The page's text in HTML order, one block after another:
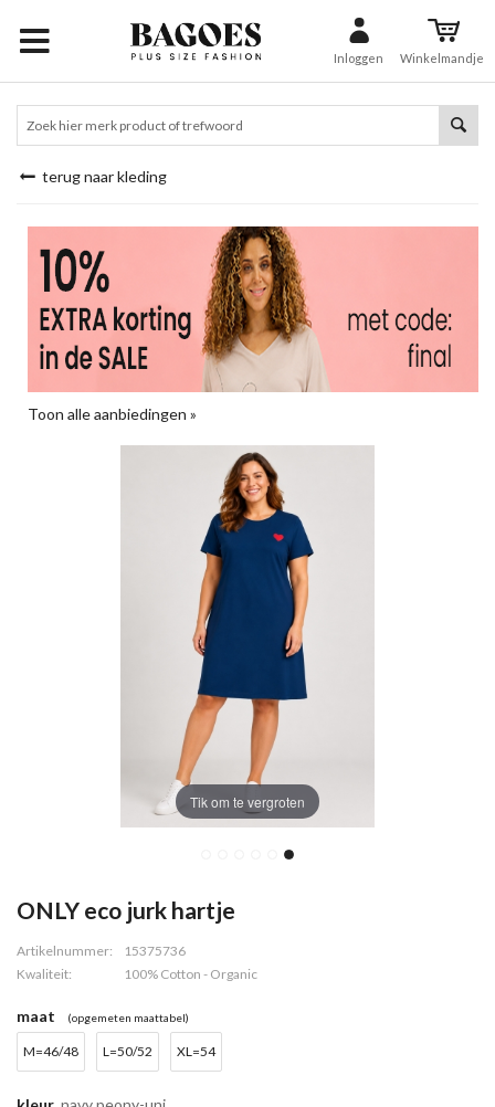
Inloggen Winkelmandje
terug naar kleding
Toon alle aanbiedingen »
Tik om te vergroten
ONLY eco jurk hartje
Artikelnummer:
15375736
Kwaliteit:
100% Cotton - Organic
maat (opgemeten maattabel)
M=46/48 L=50/52 XL=54